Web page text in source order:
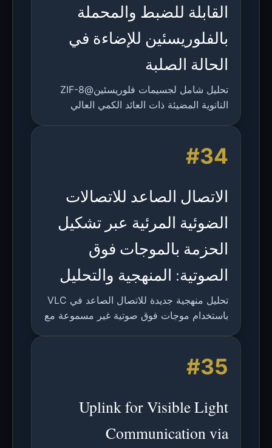
القابلة للضبط والمحملة
بالفلوريسئين للإضاءة في
الحالة الصلبة
تحليل شامل لجسيمات فلوريسئين@ZIF-8
النانوية المضيئة ذات العائد الكمي العالي
#34
الاتصال الصاعد للاتصالات
الضوئية المرئية عبر تشكيل
الحزمة بالموجات فوق
الصوتية: المنهجية والتحليل
تحليل منهجية جديدة للاتصال الصاعد في VLC
باستخدام موجات فوق صوتية غير مسموعة مع
واستقبال اتجاهي.
#35
Uplink for Visible Light
Communication via